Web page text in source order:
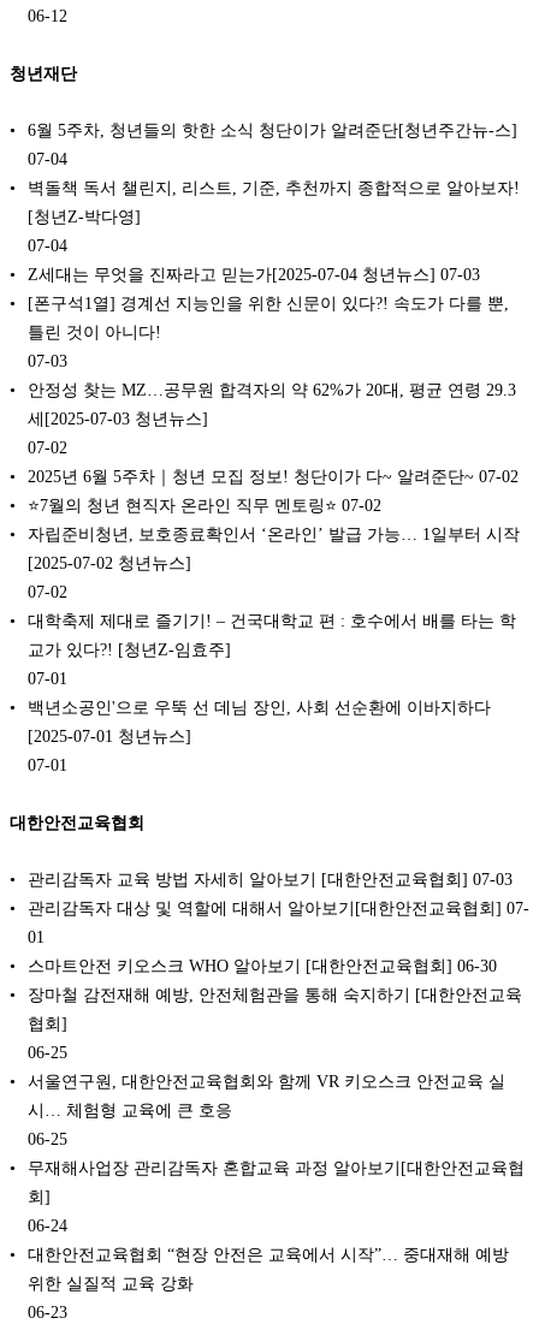
06-12
청년재단
6월 5주차, 청년들의 핫한 소식 청단이가 알려준단[청년주간뉴-스]
07-04
벽돌책 독서 챌린지, 리스트, 기준, 추천까지 종합적으로 알아보자!
[청년Z-박다영]
07-04
Z세대는 무엇을 진짜라고 믿는가[2025-07-04 청년뉴스] 07-03
[폰구석1열] 경계선 지능인을 위한 신문이 있다?! 속도가 다를 뿐,
틀린 것이 아니다!
07-03
안정성 찾는 MZ…공무원 합격자의 약 62%가 20대, 평균 연령 29.3
세[2025-07-03 청년뉴스]
07-02
2025년 6월 5주차｜청년 모집 정보! 청단이가 다~ 알려준단~ 07-02
⭐7월의 청년 현직자 온라인 직무 멘토링⭐ 07-02
자립준비청년, 보호종료확인서 ‘온라인’ 발급 가능… 1일부터 시작
[2025-07-02 청년뉴스]
07-02
대학축제 제대로 즐기기! – 건국대학교 편 : 호수에서 배를 타는 학
교가 있다?! [청년Z-임효주]
07-01
백년소공인'으로 우뚝 선 데님 장인, 사회 선순환에 이바지하다
[2025-07-01 청년뉴스]
07-01
대한안전교육협회
관리감독자 교육 방법 자세히 알아보기 [대한안전교육협회] 07-03
관리감독자 대상 및 역할에 대해서 알아보기[대한안전교육협회] 07-
01
스마트안전 키오스크 WHO 알아보기 [대한안전교육협회] 06-30
장마철 감전재해 예방, 안전체험관을 통해 숙지하기 [대한안전교육
협회]
06-25
서울연구원, 대한안전교육협회와 함께 VR 키오스크 안전교육 실
시… 체험형 교육에 큰 호응
06-25
무재해사업장 관리감독자 혼합교육 과정 알아보기[대한안전교육협
회]
06-24
대한안전교육협회 “현장 안전은 교육에서 시작”… 중대재해 예방
위한 실질적 교육 강화
06-23